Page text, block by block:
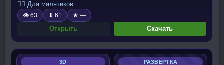
🧍‍♂️ Для мальчиков
👁 63 ⬇ 61 ★ —
Открыть Скачать
3D РАЗВЕРТКА